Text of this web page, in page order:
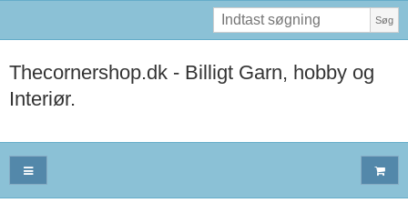
Søg
Thecornershop.dk - Billigt Garn, hobby og
Interiør.